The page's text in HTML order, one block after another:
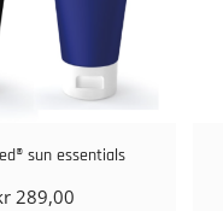
sun essentials
289,00